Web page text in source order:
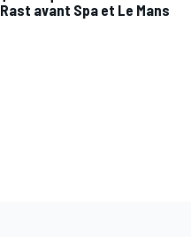
Rast avant Spa et Le Mans